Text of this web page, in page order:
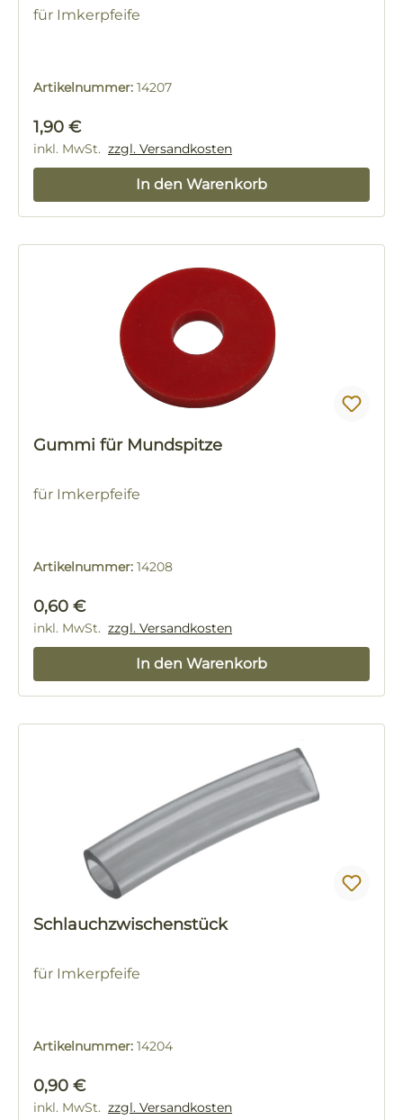
für Imkerpfeife
Artikelnummer: 14207
Regulärer Preis:
1,90 €
inkl. MwSt. zzgl. Versandkosten
In den Warenkorb
Gummi für Mundspitze
für Imkerpfeife
Artikelnummer: 14208
Regulärer Preis:
0,60 €
inkl. MwSt. zzgl. Versandkosten
In den Warenkorb
Schlauchzwischenstück
für Imkerpfeife
Artikelnummer: 14204
Regulärer Preis:
0,90 €
inkl. MwSt. zzgl. Versandkosten